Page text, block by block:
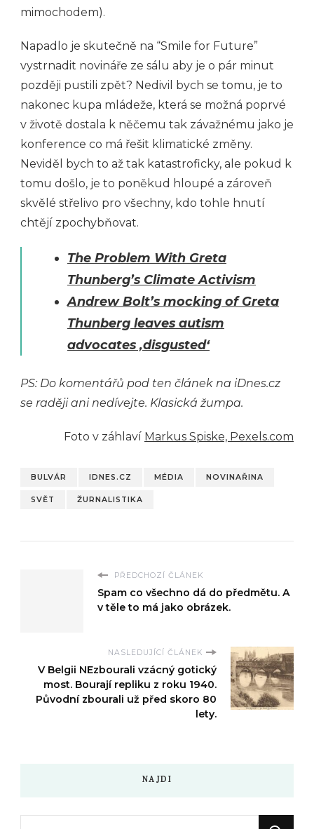
mimochodem).
Napadlo je skutečně na “Smile for Future”
vystrnadit novináře ze sálu aby je o pár minut
později pustili zpět? Nedivil bych se tomu, je to
nakonec kupa mládeže, která se možná poprvé
v životě dostala k něčemu tak závažnému jako je
konference co má řešit klimatické změny.
Neviděl bych to až tak katastroficky, ale pokud k
tomu došlo, je to poněkud hloupé a zároveň
skvělé střelivo pro všechny, kdo tohle hnutí
chtějí zpochybňovat.
The Problem With Greta
Thunberg’s Climate Activism
Andrew Bolt’s mocking of Greta
Thunberg leaves autism
advocates ‚disgusted‘
PS: Do komentářů pod ten článek na iDnes.cz
se raději ani nedívejte. Klasická žumpa.
Foto v záhlaví Markus Spiske, Pexels.com
BULVÁR IDNES.CZ MÉDIA NOVINAŘINA
SVĚT ŽURNALISTIKA
PŘEDCHOZÍ ČLÁNEK
Spam co všechno dá do předmětu. A
v těle to má jako obrázek.
NASLEDUJÍCÍ ČLÁNEK
V Belgii NEzbourali vzácný gotický
most. Bourají repliku z roku 1940.
Původní zbourali už před skoro 80
lety.
NAJDI